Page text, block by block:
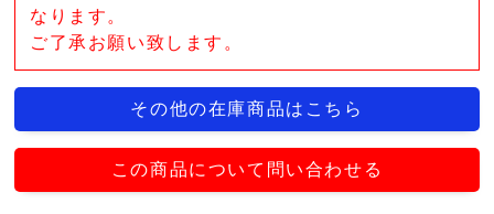
なります。
ご了承お願い致します。
その他の在庫商品はこちら
この商品について問い合わせる